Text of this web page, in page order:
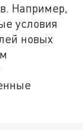
Например,
условия
новых